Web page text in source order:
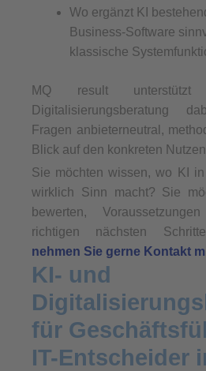
Wo ergänzt KI
Business-Software
klassische
MQ result
Digitalisierungsberatung
Fragen anbieterneutral,
Blick auf den konkreten
Sie möchten wissen, wo KI
wirklich Sinn macht? Sie
bewerten,
richtigen nächsten
nehmen Sie gerne Kontakt
KI- und
für
IT-Entscheider